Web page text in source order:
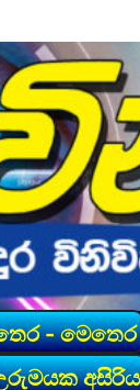
- මෙතෙර
අසිරිය